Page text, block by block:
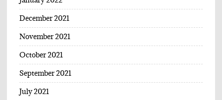
December 2021
November 2021
October 2021
September 2021
July 2021